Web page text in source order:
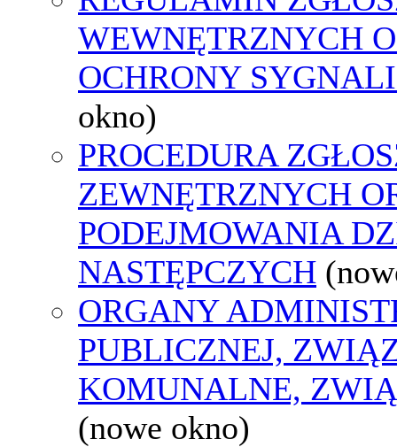
WEWNĘTRZNYCH
OCHRONY
okno)
PROCEDURA
ZEWNĘTRZNYCH
PODEJMOWANIA
NASTĘPCZYCH
ORGANY
PUBLICZNEJ,
KOMUNALNE,
(nowe okno)